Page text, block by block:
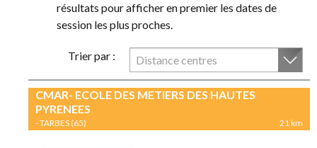
résultats pour afficher en premier les dates de
session les plus proches.
Trier par : Distance centres
CMAR- ECOLE DES METIERS DES HAUTES
PYRENEES
- TARBES (65) 21 km